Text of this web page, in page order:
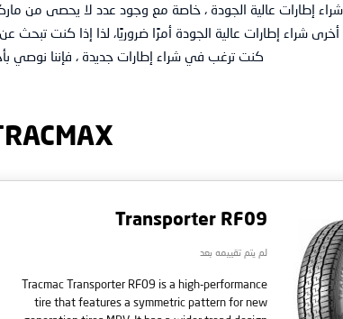
شراء إطارات عالية الجودة ، خاصة مع وجود عدد لا يحصى من
أخرى شراء إطارات عالية الجودة أمرًا ضروريًا، لذا إذا كنت تبحث
كنت ترغب في شراء إطارات جديدة ، فإننا نوصي
Transporter RF09
لم يتم تقييمه بعد
Tracmac Transporter RF09 is a high-performance
tire that features a symmetric pattern for new